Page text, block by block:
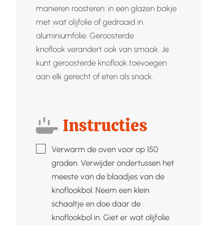
manieren roosteren: in een glazen bakje
met wat olijfolie of gedraaid in
aluminiumfolie. Geroosterde
knoflook verandert ook van smaak. Je
kunt geroosterde knoflook toevoegen
aan elk gerecht of eten als snack.
Instructies
▢Verwarm de oven voor op 150
graden. Verwijder ondertussen het
meeste van de blaadjes van de
knoflookbol. Neem een klein
schaaltje en doe daar de
knoflookbol in. Giet er wat olijfolie